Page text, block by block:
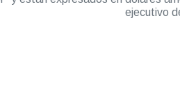
ejecutivo